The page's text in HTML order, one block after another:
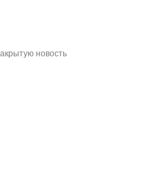
новость